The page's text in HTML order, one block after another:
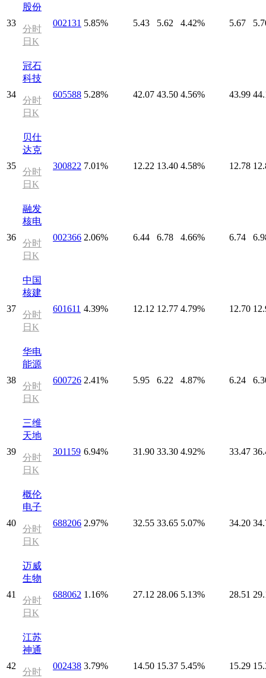
33
股份
分时
日K
002131 5.85% 5.43 5.62 4.42% 5.67
34
冠石
科技
分时
日K
605588 5.28% 42.07 43.50 4.56% 43.99
35
贝仕
达克
分时
日K
300822 7.01% 12.22 13.40 4.58% 12.78
36
融发
核电
分时
日K
002366 2.06% 6.44 6.78 4.66% 6.74
37
中国
核建
分时
日K
601611 4.39% 12.12 12.77 4.79% 12.70
38
华电
能源
分时
日K
600726 2.41% 5.95 6.22 4.87% 6.24
39
三维
天地
分时
日K
301159 6.94% 31.90 33.30 4.92% 33.47
40
概伦
电子
分时
日K
688206 2.97% 32.55 33.65 5.07% 34.20
41
迈威
生物
分时
日K
688062 1.16% 27.12 28.06 5.13% 28.51
42
江苏
神通
分时
002438 3.79% 14.50 15.37 5.45% 15.29